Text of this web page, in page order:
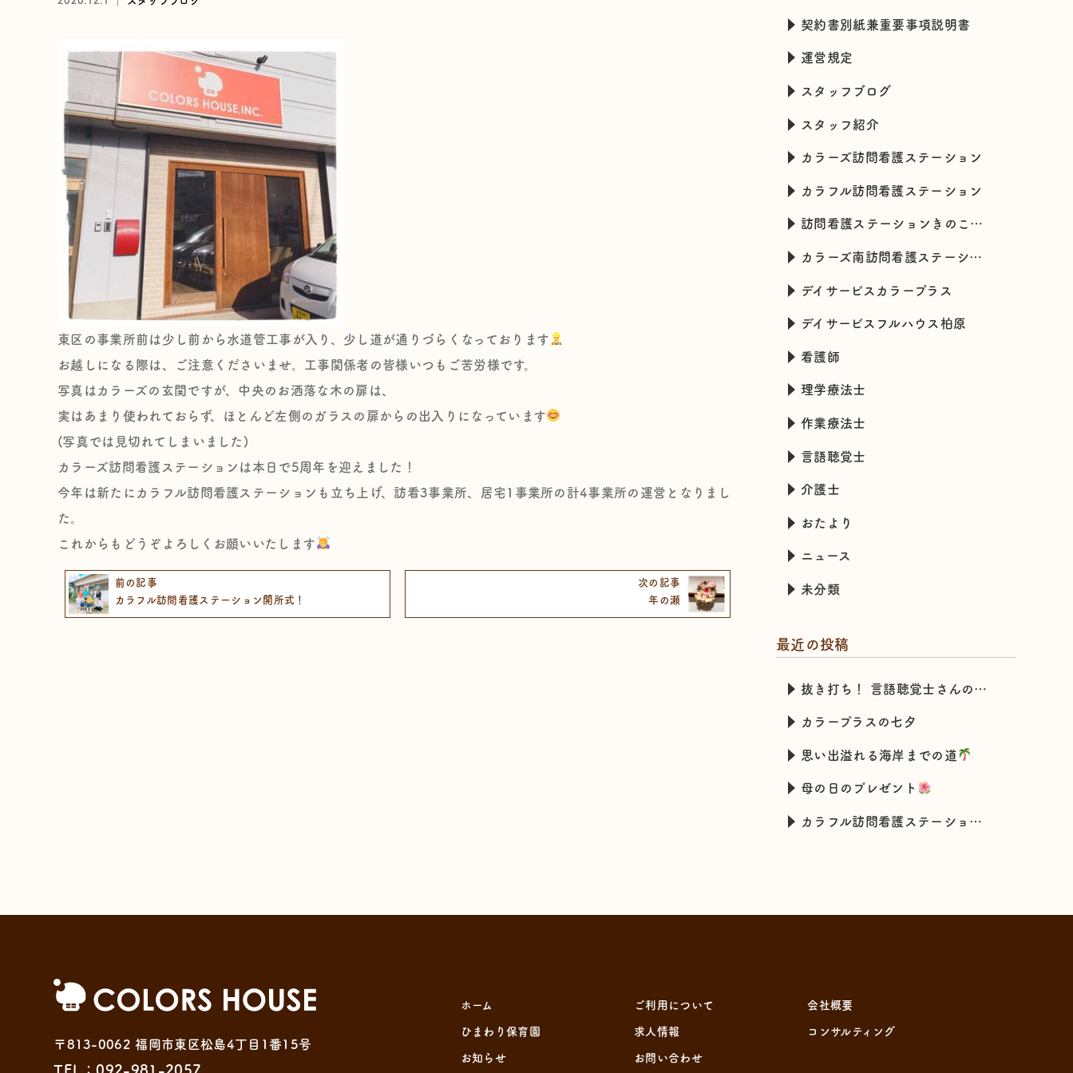
東区の事業所前は少し前から水道管工事が入り、少し道が通りづらくなっております
お越しになる際は、ご注意くださいませ。工事関係者の皆様いつもご苦労様です。
写真はカラーズの玄関ですが、中央のお洒落な木の扉は、
実はあまり使われておらず、ほとんど左側のガラスの扉からの出入りになっています
(写真では見切れてしまいました)
カラーズ訪問看護ステーションは本日で5周年を迎えました！
今年は新たにカラフル訪問看護ステーションも立ち上げ、訪看3事業所、居宅1事業所の計4事業所の運営となりまし
た。
これからもどうぞよろしくお願いいたします
前の記事
カラフル訪問看護ステーション開所式！
次の記事
年の瀬
契約書別紙兼重要事項説明書
運営規定
スタッフブログ
スタッフ紹介
カラーズ訪問看護ステーション
カラフル訪問看護ステーション
訪問看護ステーションきのこハウス
カラーズ南訪問看護ステーション
デイサービスカラープラス
デイサービスフルハウス柏原
看護師
理学療法士
作業療法士
言語聴覚士
介護士
おたより
ニュース
未分類
最近の投稿
抜き打ち！ 言語聴覚士さんのカバンの中身チェック
カラープラスの七夕
思い出溢れる海岸までの道
母の日のプレゼント
カラフル訪問看護ステーションの新入職スタッフの特技とは・・・
〒813-0062 福岡市東区松島4丁目1番15号
TEL：092-981-2057
ホーム ご利用について 会社概要
ひまわり保育園 求人情報 コンサルティング
お知らせ お問い合わせ